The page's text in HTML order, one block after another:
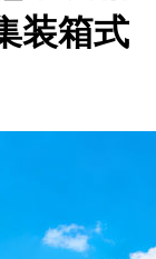
装箱式